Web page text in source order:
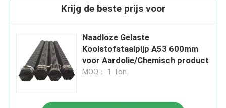
Krijg de beste prijs voor
Naadloze Gelaste
Koolstofstaalpijp A53 600mm
voor Aardolie/Chemisch product
MOQ： 1 Ton